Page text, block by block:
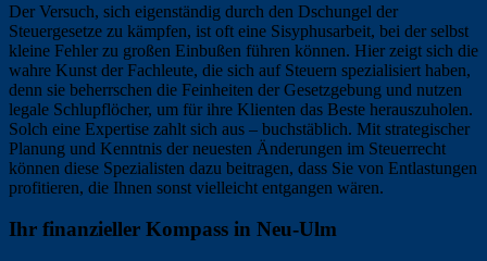
Der Versuch, sich eigenständig durch den Dschungel der
Steuergesetze zu kämpfen, ist oft eine Sisyphusarbeit, bei der selbst
kleine Fehler zu großen Einbußen führen können. Hier zeigt sich die
wahre Kunst der Fachleute, die sich auf Steuern spezialisiert haben,
denn sie beherrschen die Feinheiten der Gesetzgebung und nutzen
legale Schlupflöcher, um für ihre Klienten das Beste herauszuholen.
Solch eine Expertise zahlt sich aus – buchstäblich. Mit strategischer
Planung und Kenntnis der neuesten Änderungen im Steuerrecht
können diese Spezialisten dazu beitragen, dass Sie von Entlastungen
profitieren, die Ihnen sonst vielleicht entgangen wären.
Ihr finanzieller Kompass in Neu-Ulm